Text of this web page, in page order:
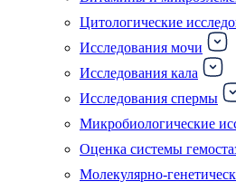
Цитологические
Исследования мочи
Исследования кала
Исследования спермы
Микробиологические
Оценка системы
Молекулярно-